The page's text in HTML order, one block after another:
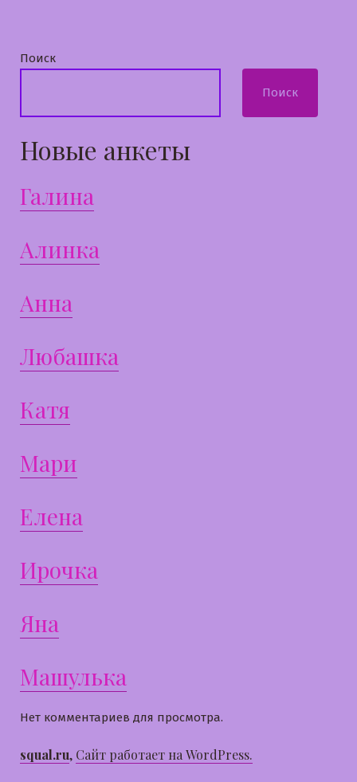
Поиск
Поиск
Новые анкеты
Галина
Алинка
Анна
Любашка
Катя
Мари
Елена
Ирочка
Яна
Машулька
Нет комментариев для просмотра.
squal.ru, Сайт работает на WordPress.